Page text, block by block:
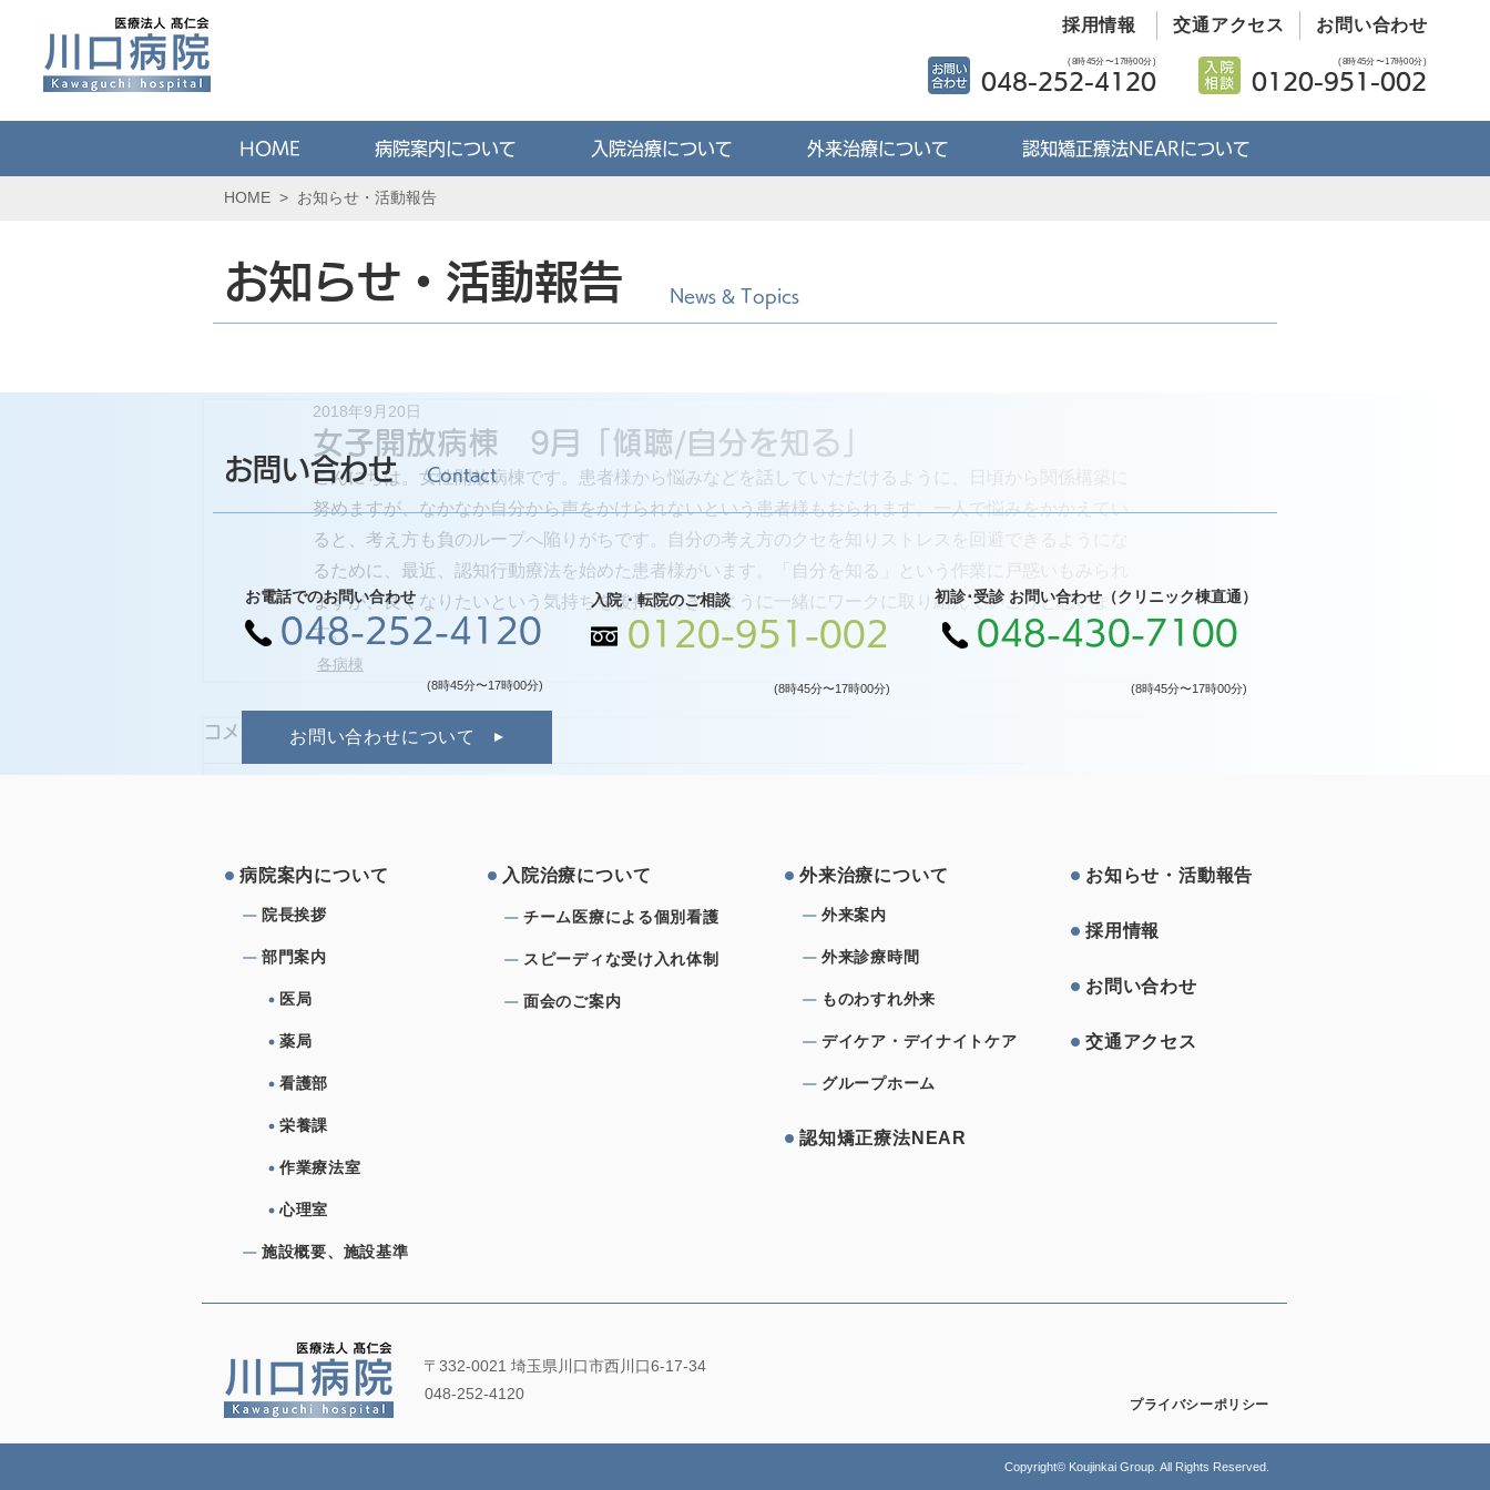
採用情報 交通アクセス お問い合わせ
(8時45分〜17時00分)
048-252-4120
(8時45分〜17時00分)
0120-951-002
HOME 病院案内について 入院治療について 外来治療について 認知矯正療法NEARについて
HOME > お知らせ・活動報告
お知らせ・活動報告 News & Topics
女子開放病棟 9月「傾聴/自分を知る」
2018年9月20日
こんにちは。女性開放病棟です。患者様から悩みなどを話していただけるように、日頃から関係構築に
努めますが、なかなか自分から声をかけられないという患者様もおられます。一人で悩みをかかえてい
ると、考え方も負のループへ陥りがちです。自分の考え方のクセを知りストレスを回避できるようにな
るために、最近、認知行動療法を始めた患者様がいます。「自分を知る」という作業に戸惑いもみられ
ますが、良くなりたいという気持ちを後押しできるように一緒にワークに取り組んでいこうと思いま
す。
各病棟
コメント
お問い合わせ Contact
お電話でのお問い合わせ
048-252-4120
(8時45分〜17時00分)
入院・転院のご相談
0120-951-002
(8時45分〜17時00分)
初診･受診 お問い合わせ（クリニック棟直通）
048-430-7100
(8時45分〜17時00分)
お問い合わせについて
病院案内について
院⻑挨拶
部⾨案内
医局
⼊院治療について
チーム医療による個別看護
スピーディな受け⼊れ体制
⾯会のご案内
薬局
看護部
外来治療について
外来案内
外来診療時間
ものわすれ外来
デイケア・デイナイトケア
お知らせ・活動報告
採⽤情報
お問い合わせ
交通アクセス
グループホーム
栄養課
作業療法室
心理室
施設概要、施設基準
〒332-0021 埼玉県川口市西川口6-17-34
048-252-4120
プライバシーポリシー
認知矯正療法NEAR
Copyright© Koujinkai Group. All Rights Reserved.